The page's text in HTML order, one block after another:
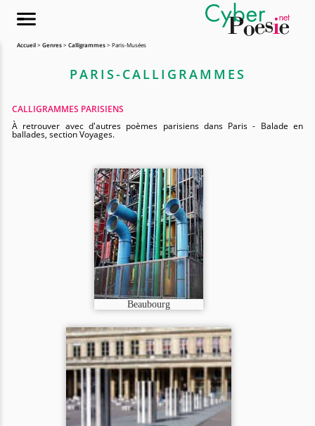
Accueil> Genres> Calligrammes> Paris-Musées
PARIS-CALLIGRAMMES
CALLIGRAMMES PARISIENS
À retrouver avec d'autres poèmes parisiens dans Paris - Balade en
ballades, section Voyages.
Beaubourg